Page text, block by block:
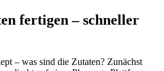
fertigen – schneller
– was sind die Zutaten? Zunächst